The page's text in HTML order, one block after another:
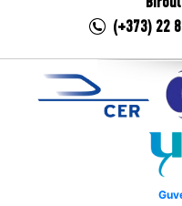
(+373) 22